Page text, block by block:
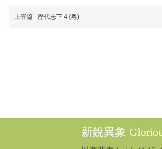
上壹篇 歷代志下 4 (粵)
新銳異象